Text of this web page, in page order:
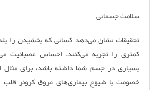
سلامت جسمانی
تحقیقات نشان می‌دهد کسانی که بخشیدن را
کمتری را تجربه می‌کنند. احساس عصبانیت
بسیاری در جسم شما داشته باشد، برای مثال
خصومت با شیوع بیماری‌های عروق کرونر قلب